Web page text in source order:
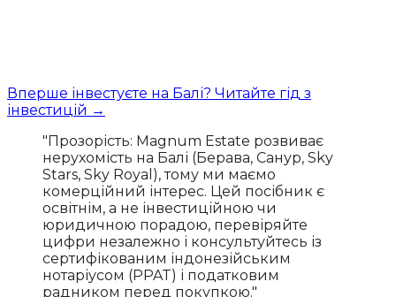
Вперше інвестуєте на Балі? Читайте гід з
інвестицій →
"Прозорість: Magnum Estate розвиває
нерухомість на Балі (Берава, Санур, Sky
Stars, Sky Royal), тому ми маємо
комерційний інтерес. Цей посібник є
освітнім, а не інвестиційною чи
юридичною порадою, перевіряйте
цифри незалежно і консультуйтесь із
сертифікованим індонезійським
нотаріусом (PPAT) і податковим
радником перед покупкою."